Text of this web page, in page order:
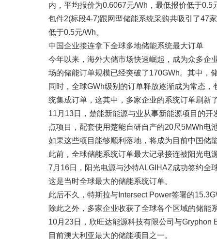
内，平均报价为0.6067元/Wh，最低报价低于0.5
包件2(标段4-7)跟网型储能系统采购共吸引了47
低于0.5元/Wh。
中国企业接连拿下全球多地储能系统最大订单
今年以来，海外大储市场快速崛起，成为众多企
场的储能订单规模已经突破了170GWh。其中，
同时，全球GWh级别的订单释放逐渐成为常态
统集成订单，这其中，多家企业的系统订单刷新
11月13日，楚能新能源与业从事新能源项目的
点项目，配套使用楚能自研自产的20尺5MWh电
如果这些项目能够顺利落地，将成为目前中国储
此前，全球储能系统订单最大记录接连被阳光电
7月16日，阳光电源与沙特ALGIHAZ成功签约全
这是当时全球最大的储能系统订单。
此后不久，特斯拉与Intersect Power签署的
除此之外，多家企业收获了全球各个区域的储能
10月23日，欣旺达能源科技有限公司与Gryphon
目前澳大利亚最大的储能项目之一。